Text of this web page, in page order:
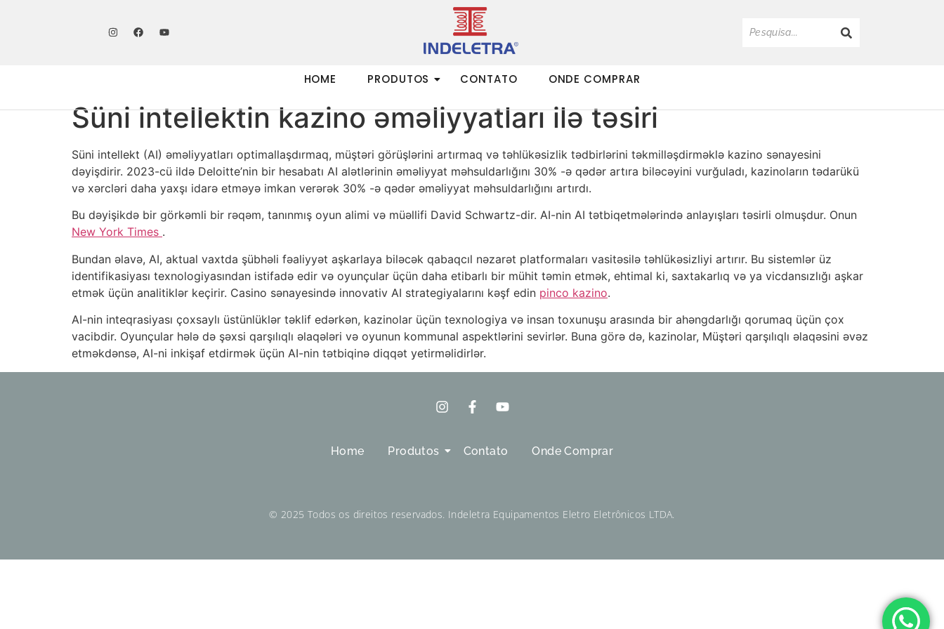
HOME PRODUTOS CONTATO ONDE COMPRAR
Süni intellektin kazino əməliyyatları ilə təsiri
Süni intellekt (AI) əməliyyatları optimallaşdırmaq, müştəri görüşlərini artırmaq və təhlükəsizlik tədbirlərini təkmilləşdirməklə kazino sənayesini
dəyişdirir. 2023-cü ildə Deloitte’nin bir hesabatı AI alətlərinin əməliyyat məhsuldarlığını 30% -ə qədər artıra biləcəyini vurğuladı, kazinoların tədarükü
və xərcləri daha yaxşı idarə etməyə imkan verərək 30% -ə qədər əməliyyat məhsuldarlığını artırdı.
Bu dəyişikdə bir görkəmli bir rəqəm, tanınmış oyun alimi və müəllifi David Schwartz-dir. AI-nin AI tətbiqetmələrində anlayışları təsirli olmuşdur. Onun
New York Times .
Bundan əlavə, AI, aktual vaxtda şübhəli fəaliyyət aşkarlaya biləcək qabaqcıl nəzarət platformaları vasitəsilə təhlükəsizliyi artırır. Bu sistemlər üz
identifikasiyası texnologiyasından istifadə edir və oyunçular üçün daha etibarlı bir mühit təmin etmək, ehtimal ki, saxtakarlıq və ya vicdansızlığı aşkar
etmək üçün analitiklər keçirir. Casino sənayesində innovativ AI strategiyalarını kəşf edin pinco kazino.
AI-nin inteqrasiyası çoxsaylı üstünlüklər təklif edərkən, kazinolar üçün texnologiya və insan toxunuşu arasında bir ahəngdarlığı qorumaq üçün çox
vacibdir. Oyunçular hələ də şəxsi qarşılıqlı əlaqələri və oyunun kommunal aspektlərini sevirlər. Buna görə də, kazinolar, Müştəri qarşılıqlı əlaqəsini əvəz
etməkdənsə, AI-ni inkişaf etdirmək üçün AI-nin tətbiqinə diqqət yetirməlidirlər.
Home Produtos Contato Onde Comprar
© 2025 Todos os direitos reservados. Indeletra Equipamentos Eletro Eletrônicos LTDA.